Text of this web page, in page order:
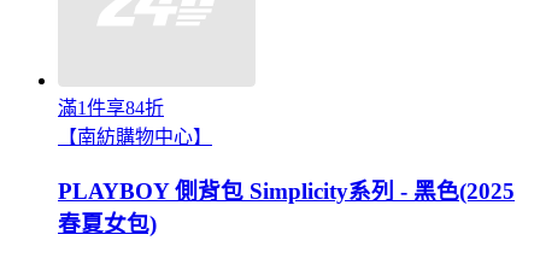
滿1件享84折
【南紡購物中心】
PLAYBOY 側背包 Simplicity系列 - 黑色(2025
春夏女包)